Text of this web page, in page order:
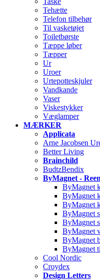
Tehætte
Telefon tilbehør
Til vasketøjet
Toiletbørste
Tæppe løber
Tæpper
Ur
Uroer
Urtepotteskjuler
Vandkande
Vaser
Viskestykker
Væglamper
MÆRKER
Applicata
Arne Jacobsen
Better Living
Brainchild
BudtzBendix
ByMagnet -
ByMagnet
ByMagnet
ByMagnet
ByMagnet
ByMagnet
ByMagnet
ByMagnet
ByMagnet
Cool Nordic
Croydex
Design Letters